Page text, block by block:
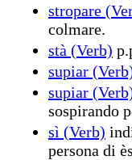
stropare
colmare.
stà (Verb)
supiar
supiar
sospirando
sì (Verb)
persona di